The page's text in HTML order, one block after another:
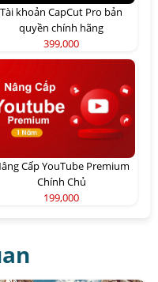
Tài khoản CapCut Pro bản
quyền chính hãng
399,000
Cấp YouTube Premium
Chính Chủ
199,000